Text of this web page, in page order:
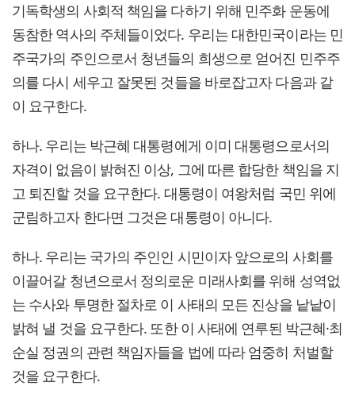
기독학생의 사회적 책임을 다하기 위해 민주화 운동에
동참한 역사의 주체들이었다. 우리는 대한민국이라는 민
주국가의 주인으로서 청년들의 희생으로 얻어진 민주주
의를 다시 세우고 잘못된 것들을 바로잡고자 다음과 같
이 요구한다.
하나. 우리는 박근혜 대통령에게 이미 대통령으로서의
자격이 없음이 밝혀진 이상, 그에 따른 합당한 책임을 지
고 퇴진할 것을 요구한다. 대통령이 여왕처럼 국민 위에
군림하고자 한다면 그것은 대통령이 아니다.
하나. 우리는 국가의 주인인 시민이자 앞으로의 사회를
이끌어갈 청년으로서 정의로운 미래사회를 위해 성역없
는 수사와 투명한 절차로 이 사태의 모든 진상을 낱낱이
밝혀 낼 것을 요구한다. 또한 이 사태에 연루된 박근혜·최
순실 정권의 관련 책임자들을 법에 따라 엄중히 처벌할
것을 요구한다.